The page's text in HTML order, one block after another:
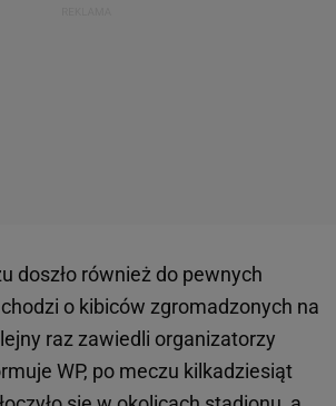
doszło również do pewnych
o kibiców zgromadzonych na
raz zawiedli organizatorzy
WP, po meczu kilkadziesiąt